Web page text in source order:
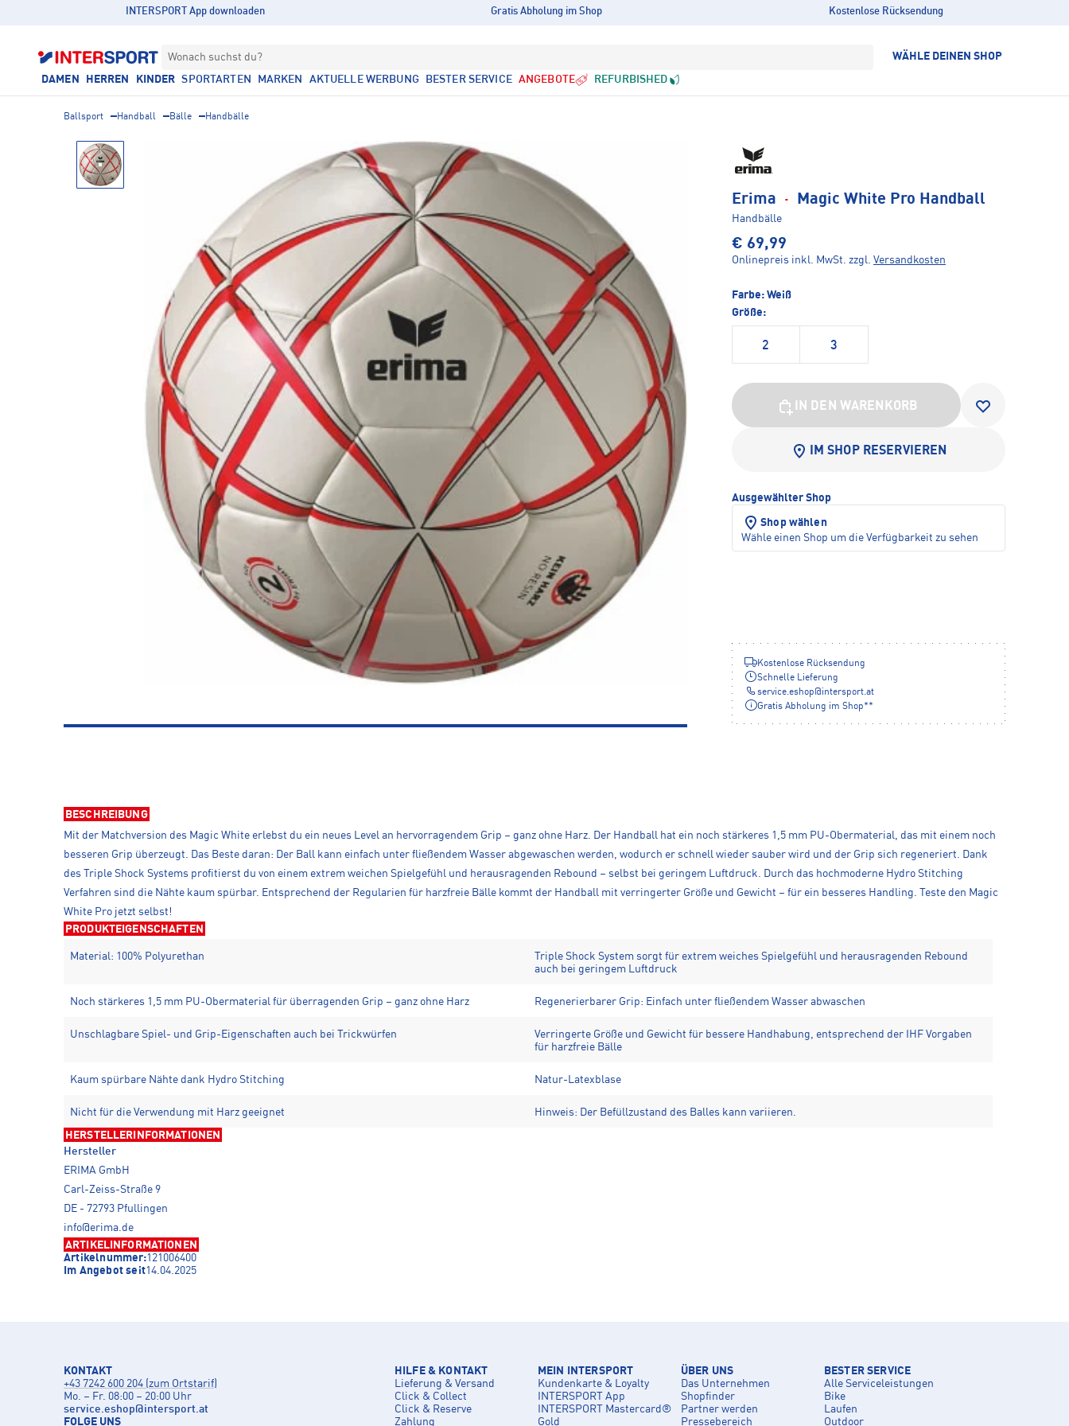
INTERSPORT App downloaden Gratis Abholung im Shop Kostenlose Rücksendung
Wonach suchst du? WÄHLE DEINEN SHOP
DAMEN HERREN KINDER SPORTARTEN MARKEN AKTUELLE WERBUNG BESTER SERVICE ANGEBOTE REFURBISHED
Ballsport Handball Bälle Handbälle
Erima · Magic White Pro Handball
Handbälle
€ 69,99
Onlinepreis inkl. MwSt. zzgl. Versandkosten
Farbe: Weiß
Größe:
2 3
IN DEN WARENKORB
IM SHOP RESERVIEREN
Ausgewählter Shop
Shop wählen
Wähle einen Shop um die Verfügbarkeit zu sehen
Kostenlose Rücksendung
Schnelle Lieferung
service.eshop@intersport.at
Gratis Abholung im Shop**
BESCHREIBUNG
Mit der Matchversion des Magic White erlebst du ein neues Level an hervorragendem Grip – ganz ohne Harz. Der Handball hat ein noch stärkeres 1,5 mm PU-Obermaterial, das mit einem noch
besseren Grip überzeugt. Das Beste daran: Der Ball kann einfach unter fließendem Wasser abgewaschen werden, wodurch er schnell wieder sauber wird und der Grip sich regeneriert. Dank
des Triple Shock Systems profitierst du von einem extrem weichen Spielgefühl und herausragenden Rebound – selbst bei geringem Luftdruck. Durch das hochmoderne Hydro Stitching
Verfahren sind die Nähte kaum spürbar. Entsprechend der Regularien für harzfreie Bälle kommt der Handball mit verringerter Größe und Gewicht – für ein besseres Handling. Teste den Magic
White Pro jetzt selbst!
PRODUKTEIGENSCHAFTEN
Material: 100% Polyurethan
Triple Shock System sorgt für extrem weiches Spielgefühl und herausragenden Rebound
auch bei geringem Luftdruck
Noch stärkeres 1,5 mm PU-Obermaterial für überragenden Grip – ganz ohne Harz Regenerierbarer Grip: Einfach unter fließendem Wasser abwaschen
Unschlagbare Spiel- und Grip-Eigenschaften auch bei Trickwürfen
Verringerte Größe und Gewicht für bessere Handhabung, entsprechend der IHF Vorgaben
für harzfreie Bälle
Kaum spürbare Nähte dank Hydro Stitching Natur-Latexblase
Nicht für die Verwendung mit Harz geeignet Hinweis: Der Befüllzustand des Balles kann variieren.
HERSTELLERINFORMATIONEN
Hersteller
ERIMA GmbH
Carl-Zeiss-Straße 9
DE - 72793 Pfullingen
info@erima.de
ARTIKELINFORMATIONEN
Artikelnummer:121006400
Im Angebot seit14.04.2025
KONTAKT
+43 7242 600 204 (zum Ortstarif)
Mo. – Fr. 08:00 – 20:00 Uhr
service.eshop@intersport.at
FOLGE UNS
HILFE & KONTAKT
Lieferung & Versand
Click & Collect
Click & Reserve
Zahlung
MEIN INTERSPORT
Kundenkarte & Loyalty
INTERSPORT App
INTERSPORT Mastercard®
Gold
ÜBER UNS
Das Unternehmen
Shopfinder
Partner werden
Pressebereich
BESTER SERVICE
Alle Serviceleistungen
Bike
Laufen
Outdoor